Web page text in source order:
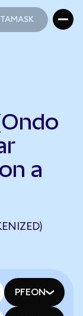
a
PFEON